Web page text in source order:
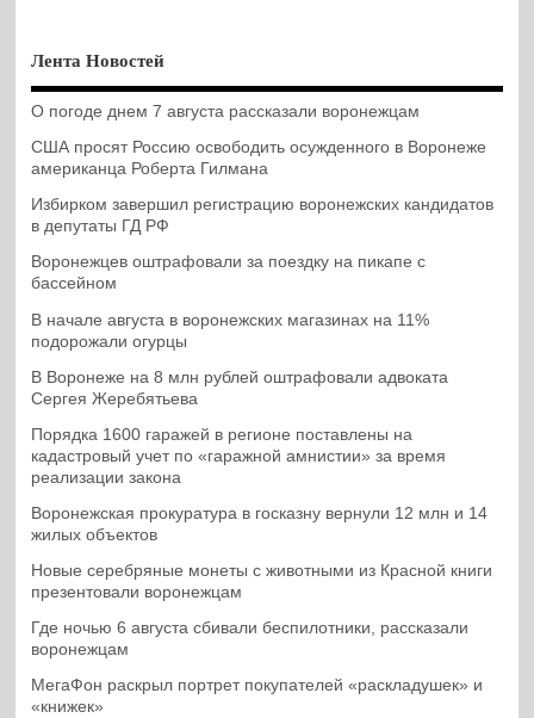
Лента Новостей
О погоде днем 7 августа рассказали воронежцам
США просят Россию освободить осужденного в Воронеже
американца Роберта Гилмана
Избирком завершил регистрацию воронежских кандидатов
в депутаты ГД РФ
Воронежцев оштрафовали за поездку на пикапе с
бассейном
В начале августа в воронежских магазинах на 11%
подорожали огурцы
В Воронеже на 8 млн рублей оштрафовали адвоката
Сергея Жеребятьева
Порядка 1600 гаражей в регионе поставлены на
кадастровый учет по «гаражной амнистии» за время
реализации закона
Воронежская прокуратура в госказну вернули 12 млн и 14
жилых объектов
Новые серебряные монеты с животными из Красной книги
презентовали воронежцам
Где ночью 6 августа сбивали беспилотники, рассказали
воронежцам
МегаФон раскрыл портрет покупателей «раскладушек» и
«книжек»